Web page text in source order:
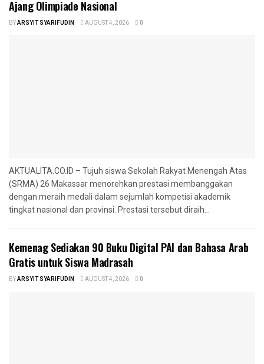
Ajang Olimpiade Nasional
BYARSYIT SYARIFUDIN AUGUST 4, 2026 0
AKTUALITA.CO.ID – Tujuh siswa Sekolah Rakyat Menengah Atas
(SRMA) 26 Makassar menorehkan prestasi membanggakan
dengan meraih medali dalam sejumlah kompetisi akademik
tingkat nasional dan provinsi. Prestasi tersebut diraih...
Kemenag Sediakan 90 Buku Digital PAI dan Bahasa Arab
Gratis untuk Siswa Madrasah
BYARSYIT SYARIFUDIN AUGUST 4, 2026 0